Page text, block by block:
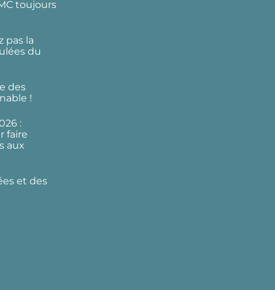
toujours
pas la
du
des
!
:
faire
aux
et des